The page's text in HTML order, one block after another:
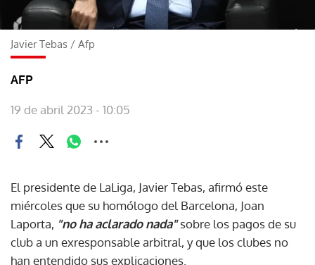
Javier Tebas / Afp
AFP
19 de abril 2023 - 10:05
El presidente de LaLiga, Javier Tebas, afirmó este
miércoles que su homólogo del Barcelona, Joan
Laporta, "no ha aclarado nada"sobre los pagos de su
club a un exresponsable arbitral, y que los clubes no
han entendido sus explicaciones.